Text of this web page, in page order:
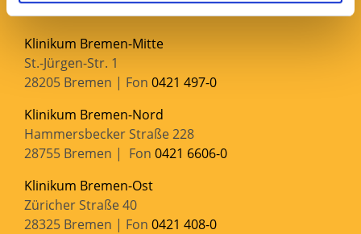
Klinikum Bremen-Mitte
St.-Jürgen-Str. 1
28205 Bremen | Fon 0421 497-0
Klinikum Bremen-Nord
Hammersbecker Straße 228
28755 Bremen | Fon 0421 6606-0
Klinikum Bremen-Ost
Züricher Straße 40
28325 Bremen | Fon 0421 408-0